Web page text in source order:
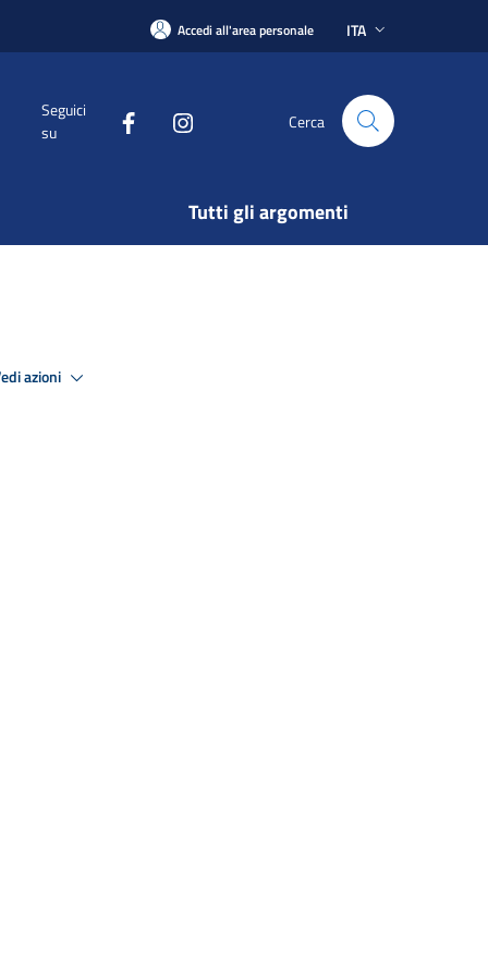
Accedi all'area personale ITA
Seguici
su
Cerca
Tutti gli argomenti
azioni